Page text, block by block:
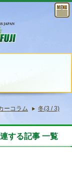
ーコラム 冬(3 / 3)
する記事 一覧